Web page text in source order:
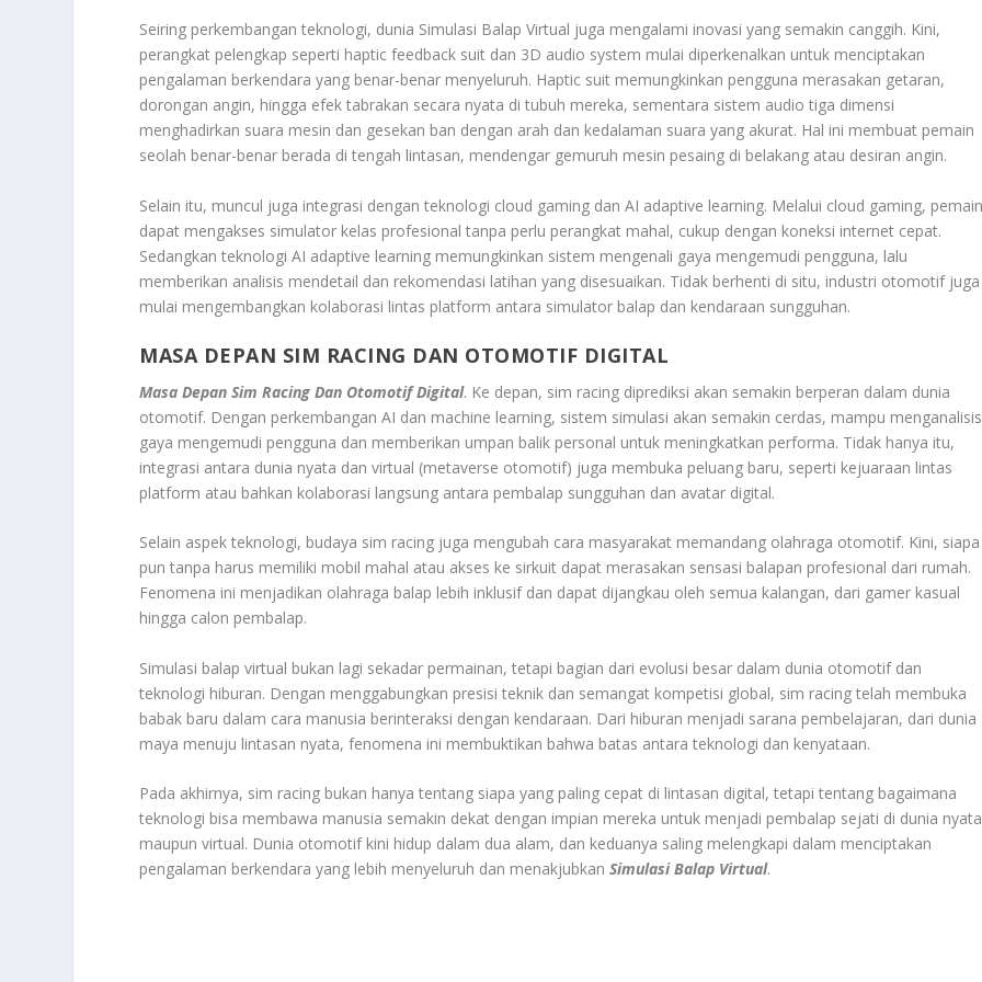
Seiring perkembangan teknologi, dunia Simulasi Balap Virtual juga mengalami inovasi yang semakin canggih. Kini,
perangkat pelengkap seperti haptic feedback suit dan 3D audio system mulai diperkenalkan untuk menciptakan
pengalaman berkendara yang benar-benar menyeluruh. Haptic suit memungkinkan pengguna merasakan getaran,
dorongan angin, hingga efek tabrakan secara nyata di tubuh mereka, sementara sistem audio tiga dimensi
menghadirkan suara mesin dan gesekan ban dengan arah dan kedalaman suara yang akurat. Hal ini membuat pemain
seolah benar-benar berada di tengah lintasan, mendengar gemuruh mesin pesaing di belakang atau desiran angin.
Selain itu, muncul juga integrasi dengan teknologi cloud gaming dan AI adaptive learning. Melalui cloud gaming,
dapat mengakses simulator kelas profesional tanpa perlu perangkat mahal, cukup dengan koneksi internet cepat.
Sedangkan teknologi AI adaptive learning memungkinkan sistem mengenali gaya mengemudi pengguna, lalu
memberikan analisis mendetail dan rekomendasi latihan yang disesuaikan. Tidak berhenti di situ, industri otomotif juga
mulai mengembangkan kolaborasi lintas platform antara simulator balap dan kendaraan sungguhan.
MASA DEPAN SIM RACING DAN OTOMOTIF DIGITAL
Masa Depan Sim Racing Dan Otomotif Digital. Ke depan, sim racing diprediksi akan semakin berperan dalam dunia
otomotif. Dengan perkembangan AI dan machine learning, sistem simulasi akan semakin cerdas, mampu menganalisis
gaya mengemudi pengguna dan memberikan umpan balik personal untuk meningkatkan performa. Tidak hanya itu,
integrasi antara dunia nyata dan virtual (metaverse otomotif) juga membuka peluang baru, seperti kejuaraan lintas
platform atau bahkan kolaborasi langsung antara pembalap sungguhan dan avatar digital.
Selain aspek teknologi, budaya sim racing juga mengubah cara masyarakat memandang olahraga otomotif. Kini, siapa
pun tanpa harus memiliki mobil mahal atau akses ke sirkuit dapat merasakan sensasi balapan profesional dari rumah.
Fenomena ini menjadikan olahraga balap lebih inklusif dan dapat dijangkau oleh semua kalangan, dari gamer kasual
hingga calon pembalap.
Simulasi balap virtual bukan lagi sekadar permainan, tetapi bagian dari evolusi besar dalam dunia otomotif dan
teknologi hiburan. Dengan menggabungkan presisi teknik dan semangat kompetisi global, sim racing telah membuka
babak baru dalam cara manusia berinteraksi dengan kendaraan. Dari hiburan menjadi sarana pembelajaran, dari dunia
maya menuju lintasan nyata, fenomena ini membuktikan bahwa batas antara teknologi dan kenyataan.
Pada akhirnya, sim racing bukan hanya tentang siapa yang paling cepat di lintasan digital, tetapi tentang bagaimana
teknologi bisa membawa manusia semakin dekat dengan impian mereka untuk menjadi pembalap sejati di dunia nyata
maupun virtual. Dunia otomotif kini hidup dalam dua alam, dan keduanya saling melengkapi dalam menciptakan
pengalaman berkendara yang lebih menyeluruh dan menakjubkanSimulasi Balap Virtual.